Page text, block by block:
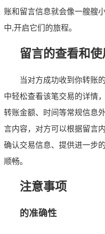
账和留言信息就会像一艘艘
中,开启它们的旅程。
留言的查看和使
当对方成功收到你转账
中轻松查看该笔交易的详情
转账金额、时间等常规信息
言内容，对方可以根据留言
确认交易信息、提供进一步
顺畅。
注意事项
的准确性